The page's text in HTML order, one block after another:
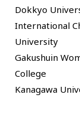
Dokkyo
International
University
Gakushuin
College
Kanagawa